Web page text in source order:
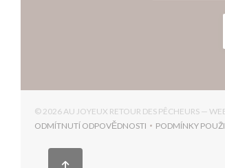
© 2026 AU JOYEUX RETOUR DES PÊCHEURS —
ODMÍTNUTÍ ODPOVĚDNOSTI
((OTEVŘE SE V NOVÉM OKNĚ))
PODMÍNKY